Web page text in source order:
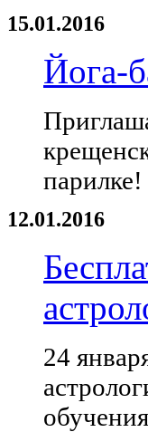
15.01.2016
Йога-
парилке!
12.01.2016
24